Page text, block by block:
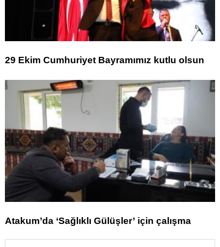
29 Ekim Cumhuriyet Bayramımız kutlu olsun
Atakum’da ‘Sağlıklı Gülüşler’ için çalışma